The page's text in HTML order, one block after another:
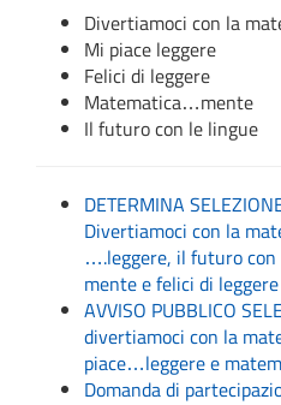
Divertiamoci con la
Mi piace leggere
Felici di leggere
Matematica…mente
Il futuro con le lingue
DETERMINA
Divertiamoci con la
….leggere, il futuro
mente e felici di leggere
AVVISO PUBBLICO
divertiamoci con la
piace…leggere e
Domanda di